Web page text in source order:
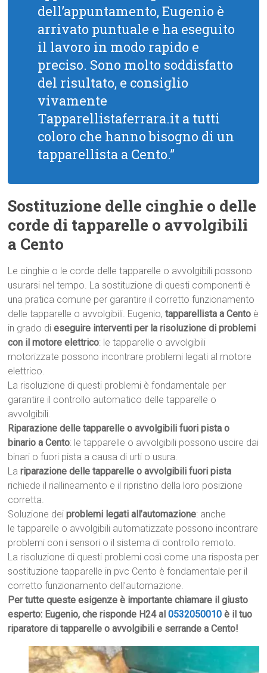
dell’appuntamento, Eugenio è
arrivato puntuale e ha eseguito
il lavoro in modo rapido e
preciso. Sono molto soddisfatto
del risultato, e consiglio
vivamente
Tapparellistaferrara.it a tutti
coloro che hanno bisogno di un
tapparellista a Cento.”
Sostituzione delle cinghie o delle
corde di tapparelle o avvolgibili
a Cento
Le cinghie o le corde delle tapparelle o avvolgibili possono
usurarsi nel tempo. La sostituzione di questi componenti è
una pratica comune per garantire il corretto funzionamento
delle tapparelle o avvolgibili. Eugenio,tapparellista a Cento è
in grado dieseguire interventi per la risoluzione di problemi
con il motore elettrico: le tapparelle o avvolgibili
motorizzate possono incontrare problemi legati al motore
elettrico.
La risoluzione di questi problemi è fondamentale per
garantire il controllo automatico delle tapparelle o
avvolgibili.
Riparazione delle tapparelle o avvolgibili fuori pista o
binario a Cento: le tapparelle o avvolgibili possono uscire dai
binari o fuori pista a causa di urti o usura.
Lariparazione delle tapparelle o avvolgibili fuori pista
richiede il riallineamento e il ripristino della loro posizione
corretta.
Soluzione deiproblemi legati all’automazione: anche
le tapparelle o avvolgibili automatizzate possono incontrare
problemi con i sensori o il sistema di controllo remoto.
La risoluzione di questi problemi così come una risposta per
sostituzione tapparelle in pvc Cento è fondamentale per il
corretto funzionamento dell’automazione.
Per tutte queste esigenze è importante chiamare il giusto
esperto: Eugenio, che risponde H24 al0532050010 è il tuo
riparatore di tapparelle o avvolgibili e serrande a Cento!